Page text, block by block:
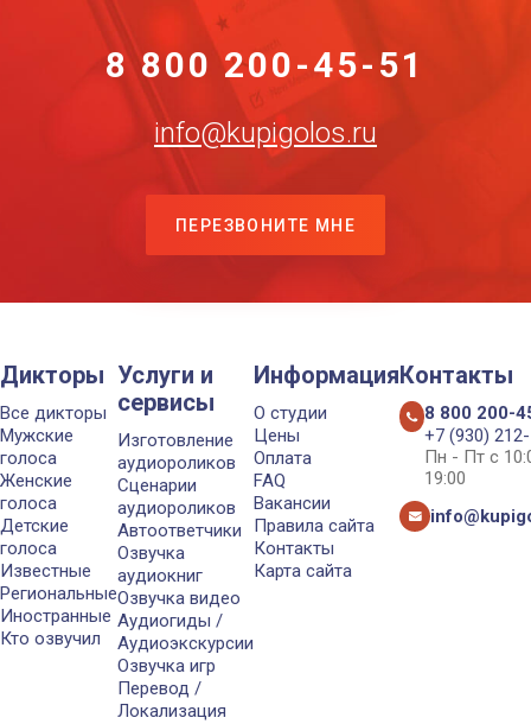
8 800 200-45-51
info@kupigolos.ru
ПЕРЕЗВОНИТЕ МНЕ
Дикторы
Все дикторы
Мужские
голоса
Женские
голоса
Детские
голоса
Известные
Региональные
Иностранные
Кто озвучил
Услуги и
сервисы
Изготовление
аудиороликов
Сценарии
аудиороликов
Автоответчики
Озвучка
аудиокниг
Озвучка видео
Аудиогиды /
Аудиоэкскурсии
Озвучка игр
Перевод /
Локализация
Информация
О студии
Цены
Оплата
FAQ
Вакансии
Правила сайта
Контакты
Карта сайта
Контакты
8 800 200-
+7 (930)
Пн - Пт с
19:00